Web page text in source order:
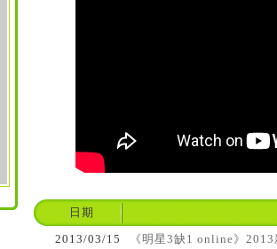
日期
2013/03/15
《明星3缺1 online》